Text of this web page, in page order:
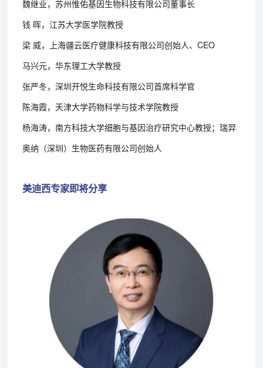
魏继业，苏州惟佑基因生物科技有限公司董事长
钱 晖，江苏大学医学院教授
梁 威，上海疆云医疗健康科技有限公司创始人、CEO
马兴元，华东理工大学教授
张严冬，深圳开悦生命科技有限公司首席科学官
陈海霞，天津大学药物科学与技术学院教授
杨海涛，南方科技大学细胞与基因治疗研究中心教授；瑞羿
奥纳（深圳）生物医药有限公司创始人
美迪西专家即将分享